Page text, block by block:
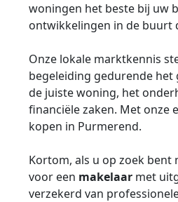
woningen het beste bij uw
ontwikkelingen in de buurt
Onze lokale marktkennis
begeleiding gedurende het
de juiste woning, het
financiële zaken. Met onze
kopen in Purmerend.
Kortom, als u op zoek bent
voor een makelaar met
verzekerd van